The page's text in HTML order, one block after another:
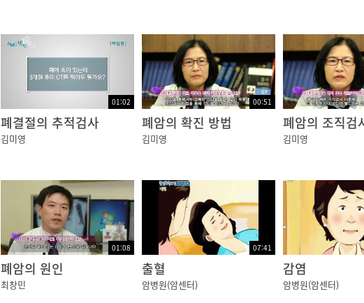
01:02
폐결절의 추적검사
김미영
00:51
폐암의 확진 방법
김미영 김미영
01:08
폐암의 원인
최창민
07:41
출혈
암병원(암센터)
감염
암병원(암센터)